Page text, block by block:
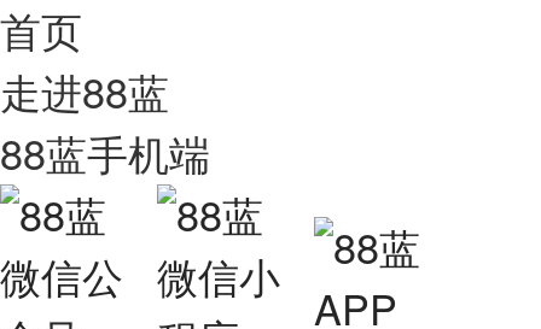
首页
走进88蓝
88蓝手机端